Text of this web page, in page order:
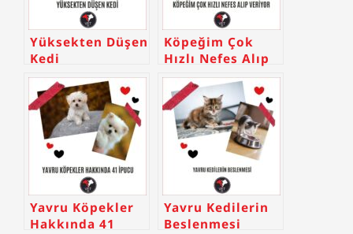
Yüksekten Düşen
Kedi
Köpeğim Çok
Hızlı Nefes Alıp
Veriyor
Yavru Köpekler
Hakkında 41
Yavru Kedilerin
Beslenmesi